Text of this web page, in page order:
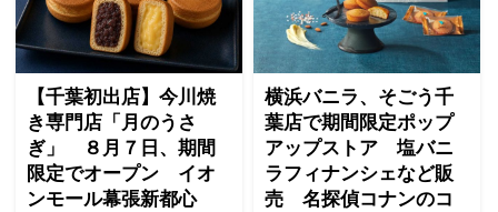
【千葉初出店】今川焼
き専門店「月のうさ
ぎ」 ８月７日、期間
限定でオープン イオ
ンモール幕張新都心
横浜バニラ、そごう千
葉店で期間限定ポップ
アップストア 塩バニ
ラフィナンシェなど販
売 名探偵コナンのコ